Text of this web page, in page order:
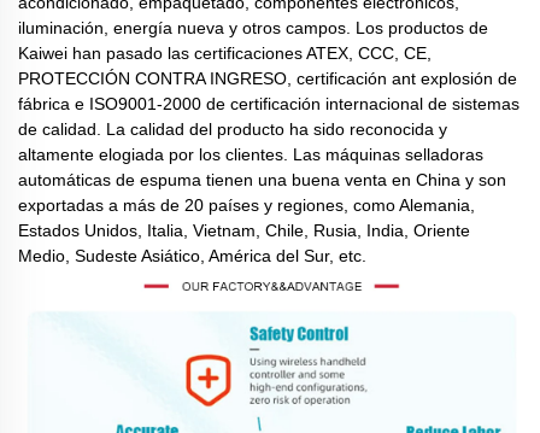
iluminación, energía nueva y otros campos. Los productos de
Kaiwei han pasado las certificaciones ATEX, CCC, CE,
PROTECCIÓN CONTRA INGRESO, certificación ant explosión de
fábrica e ISO9001-2000 de certificación internacional de sistemas
de calidad. La calidad del producto ha sido reconocida y
altamente elogiada por los clientes. Las máquinas selladoras
automáticas de espuma tienen una buena venta en China y son
exportadas a más de 20 países y regiones, como Alemania,
Estados Unidos, Italia, Vietnam, Chile, Rusia, India, Oriente
Medio, Sudeste Asiático, América del Sur, etc.